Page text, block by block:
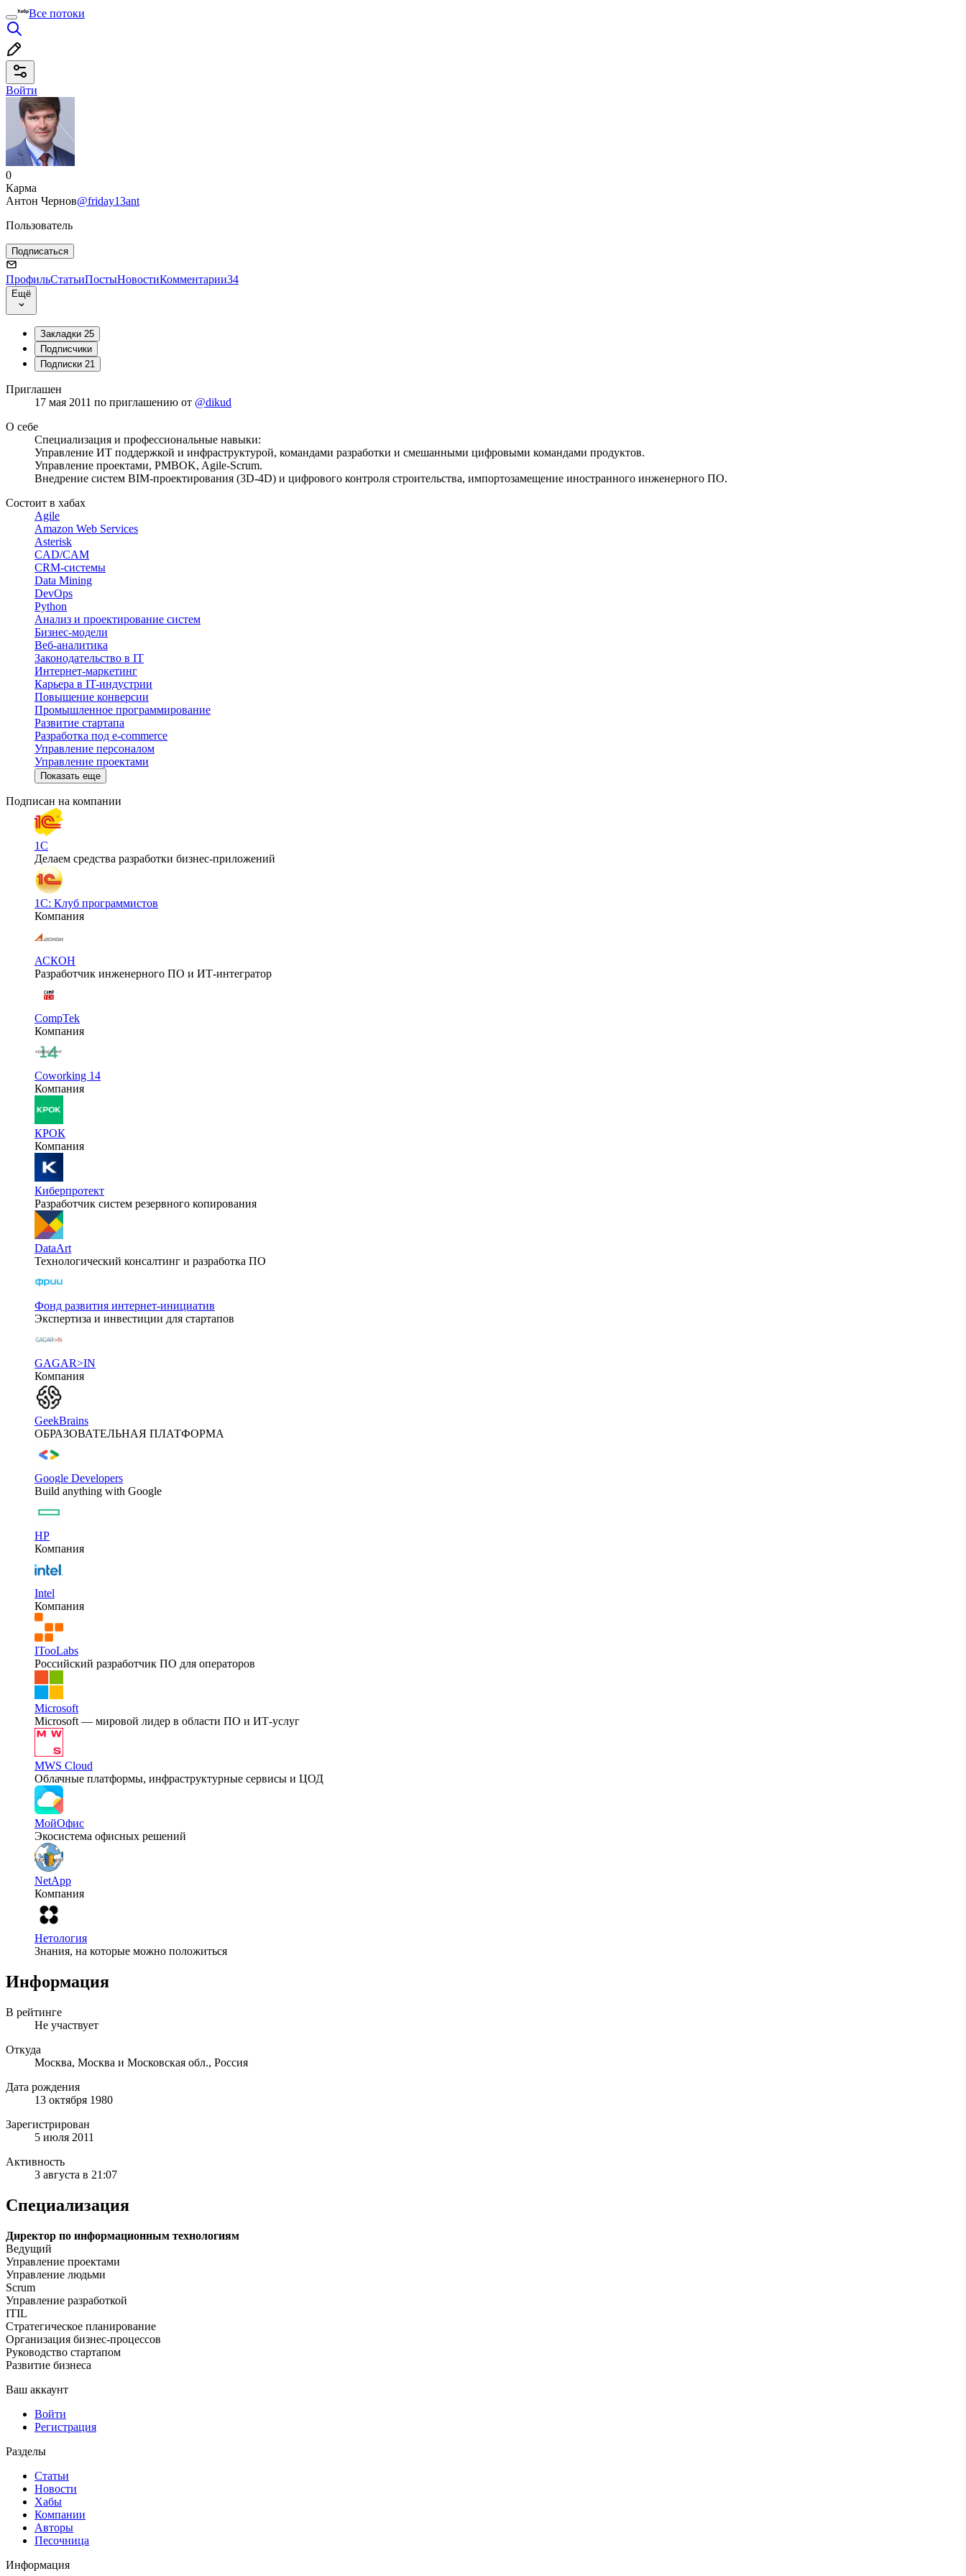
Все потоки
Войти
0
Карма
Антон Чернов@friday13ant
Пользователь
Подписаться
ПрофильСтатьиПостыНовостиКомментарии34
Ещё
Закладки 25
Подписчики
Подписки 21
Приглашен
17 мая 2011 по приглашению от @dikud
О себе
Специализация и профессиональные навыки:
Управление ИТ поддержкой и инфраструктурой, командами разработки и смешанными цифровыми командами продуктов.
Управление проектами, PMBOK, Agile-Scrum.
Внедрение систем BIM-проектирования (3D-4D) и цифрового контроля строительства, импортозамещение иностранного инженерного ПО.
Состоит в хабах
Agile
Amazon Web Services
Asterisk
CAD/CAM
CRM-системы
Data Mining
DevOps
Python
Анализ и проектирование систем
Бизнес-модели
Веб-аналитика
Законодательство в IT
Интернет-маркетинг
Карьера в IT-индустрии
Повышение конверсии
Промышленное программирование
Развитие стартапа
Разработка под e-commerce
Управление персоналом
Управление проектами
Показать еще
Подписан на компании
1С
Делаем средства разработки бизнес-приложений
1С: Клуб программистов
Компания
АСКОН
Разработчик инженерного ПО и ИТ-интегратор
CompTek
Компания
Coworking 14
Компания
КРОК
Компания
Киберпротект
Разработчик систем резервного копирования
DataArt
Технологический консалтинг и разработка ПО
Фонд развития интернет-инициатив
Экспертиза и инвестиции для стартапов
GAGAR>IN
Компания
GeekBrains
ОБРАЗОВАТЕЛЬНАЯ ПЛАТФОРМА
Google Developers
Build anything with Google
HP
Компания
Intel
Компания
ITooLabs
Российский разработчик ПО для операторов
Microsoft
Microsoft — мировой лидер в области ПО и ИТ-услуг
MWS Cloud
Облачные платформы, инфраструктурные сервисы и ЦОД
МойОфис
Экосистема офисных решений
NetApp
Компания
Нетология
Знания, на которые можно положиться
Информация
В рейтинге
Не участвует
Откуда
Москва, Москва и Московская обл., Россия
Дата рождения
13 октября 1980
Зарегистрирован
5 июля 2011
Активность
3 августа в 21:07
Специализация
Директор по информационным технологиям
Ведущий
Управление проектами
Управление людьми
Scrum
Управление разработкой
ITIL
Стратегическое планирование
Организация бизнес-процессов
Руководство стартапом
Развитие бизнеса
Ваш аккаунт
Войти
Регистрация
Разделы
Статьи
Новости
Хабы
Компании
Авторы
Песочница
Информация